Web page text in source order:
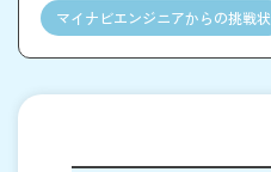
マイナビエンジニアからの挑戦状